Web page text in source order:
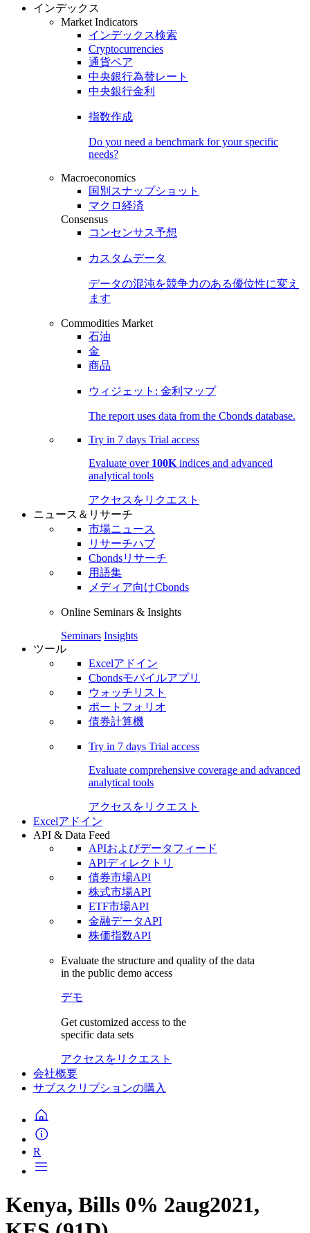
インデックス
Market Indicators
インデックス検索
Cryptocurrencies
通貨ペア
中央銀行為替レート
中央銀行金利
指数作成
Do you need a benchmark for your specific
needs?
Macroeconomics
国別スナップショット
マクロ経済
Consensus
コンセンサス予想
カスタムデータ
データの混沌を競争力のある優位性に変え
ます
Commodities Market
石油
金
商品
ウィジェット: 金利マップ
The report uses data from the Cbonds database.
Try in 7 days Trial access
Evaluate over 100K indices and advanced
analytical tools
アクセスをリクエスト
ニュース＆リサーチ
市場ニュース
リサーチハブ
Cbondsリサーチ
用語集
メディア向けCbonds
Online Seminars & Insights
Seminars Insights
ツール
Excelアドイン
Cbondsモバイルアプリ
ウォッチリスト
ポートフォリオ
債券計算機
Try in 7 days Trial access
Evaluate comprehensive coverage and advanced
analytical tools
アクセスをリクエスト
Excelアドイン
API & Data Feed
APIおよびデータフィード
APIディレクトリ
債券市場API
株式市場API
ETF市場API
金融データAPI
株価指数API
Evaluate the structure and quality of the data
in the public demo access
デモ
Get customized access to the
specific data sets
アクセスをリクエスト
会社概要
サブスクリプションの購入
R
Kenya, Bills 0% 2aug2021,